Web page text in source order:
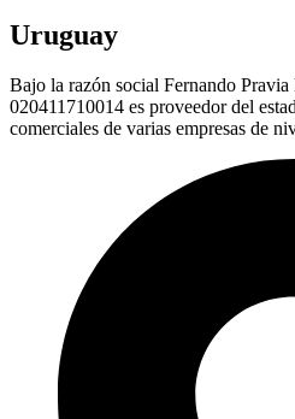
Uruguay
Bajo la razón social Fernando
020411710014 es proveedor del
comerciales de varias empresas de